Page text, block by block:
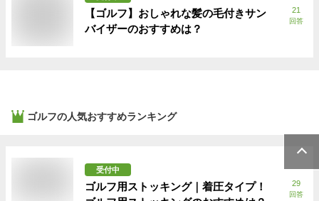
【ゴルフ】おしゃれな髪の毛付きサン
バイザーのおすすめは？
21
回答
ゴルフの人気おすすめランキング
受付中
ゴルフ用ストッキング｜着圧タイプ！
29
回答